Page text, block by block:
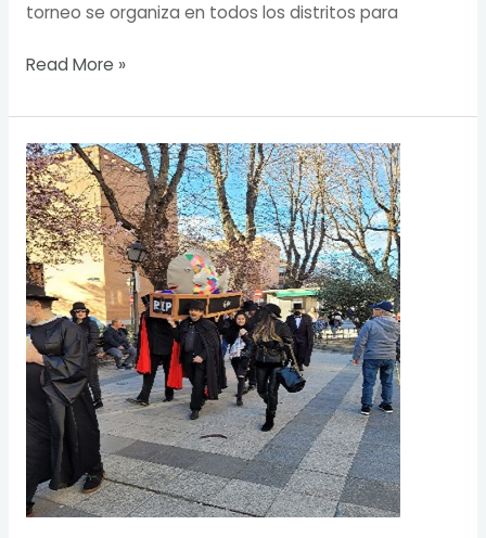
torneo se organiza en todos los distritos para
Read More »
Vallecas
celebró
el
Carnaval
2024